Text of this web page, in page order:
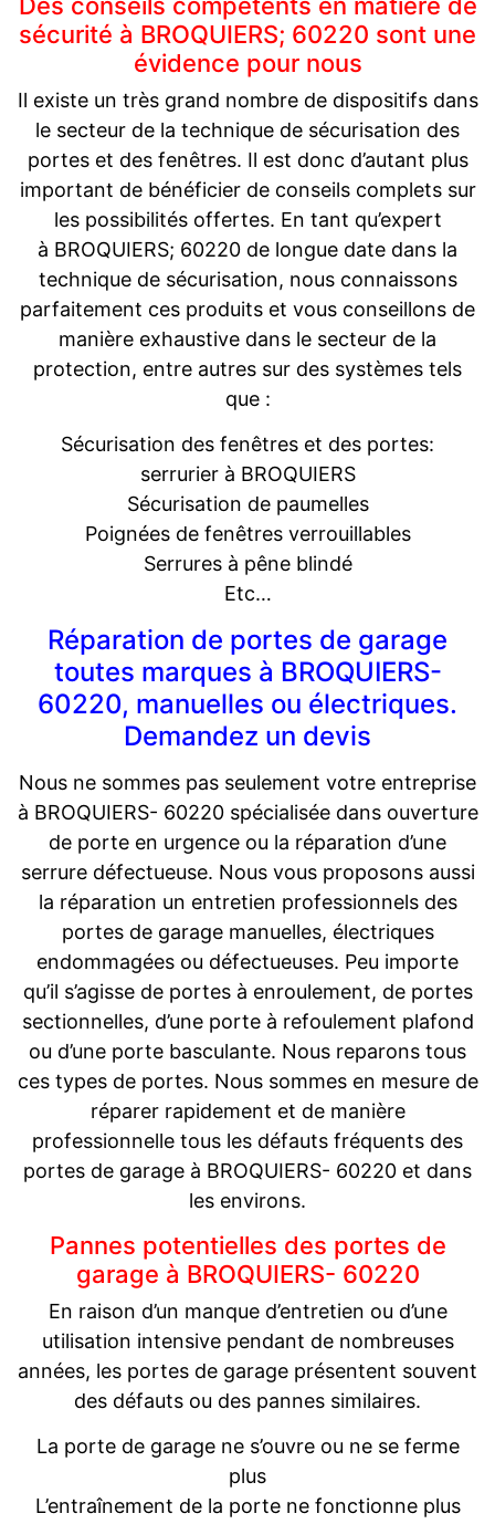
Des conseils compétents en matière de
sécurité à BROQUIERS; 60220 sont une
évidence pour nous
Il existe un très grand nombre de dispositifs dans
le secteur de la technique de sécurisation des
portes et des fenêtres. Il est donc d’autant plus
important de bénéficier de conseils complets sur
les possibilités offertes. En tant qu’expert
à BROQUIERS; 60220 de longue date dans la
technique de sécurisation, nous connaissons
parfaitement ces produits et vous conseillons de
manière exhaustive dans le secteur de la
protection, entre autres sur des systèmes tels
que :
Sécurisation des fenêtres et des portes:
serrurier à BROQUIERS
Sécurisation de paumelles
Poignées de fenêtres verrouillables
Serrures à pêne blindé
Etc…
Réparation de portes de garage
toutes marques à BROQUIERS-
60220, manuelles ou électriques.
Demandez un devis
Nous ne sommes pas seulement votre entreprise
à BROQUIERS- 60220 spécialisée dans ouverture
de porte en urgence ou la réparation d’une
serrure défectueuse. Nous vous proposons aussi
la réparation un entretien professionnels des
portes de garage manuelles, électriques
endommagées ou défectueuses. Peu importe
qu’il s’agisse de portes à enroulement, de portes
sectionnelles, d’une porte à refoulement plafond
ou d’une porte basculante. Nous reparons tous
ces types de portes. Nous sommes en mesure de
réparer rapidement et de manière
professionnelle tous les défauts fréquents des
portes de garage à BROQUIERS- 60220 et dans
les environs.
Pannes potentielles des portes de
garage à BROQUIERS- 60220
En raison d’un manque d’entretien ou d’une
utilisation intensive pendant de nombreuses
années, les portes de garage présentent souvent
des défauts ou des pannes similaires.
La porte de garage ne s’ouvre ou ne se ferme
plus
L’entraînement de la porte ne fonctionne plus